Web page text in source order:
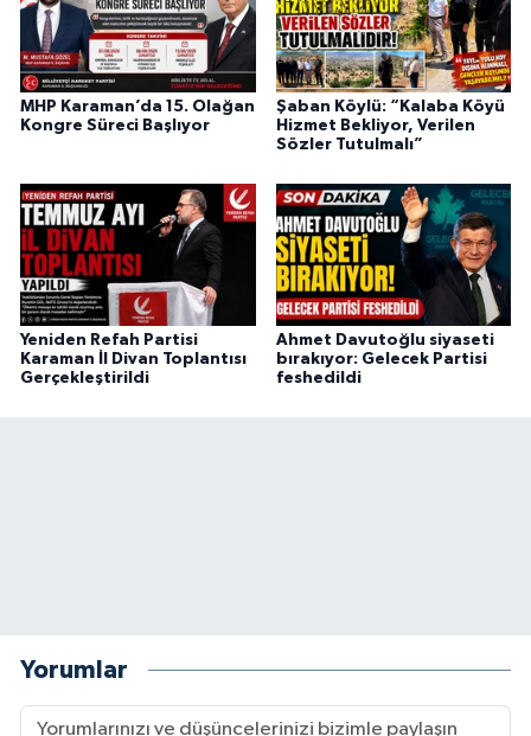
MHP Karaman’da 15. Olağan
Kongre Süreci Başlıyor
Şaban Köylü: “Kalaba Köyü
Hizmet Bekliyor, Verilen
Sözler Tutulmalı”
Yeniden Refah Partisi
Karaman İl Divan Toplantısı
Gerçekleştirildi
Ahmet Davutoğlu siyaseti
bırakıyor: Gelecek Partisi
feshedildi
Yorumlar